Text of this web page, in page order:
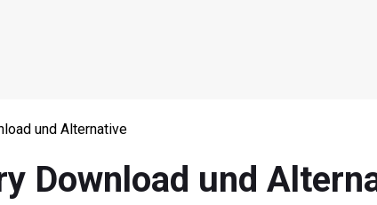
und Alternative
Download und